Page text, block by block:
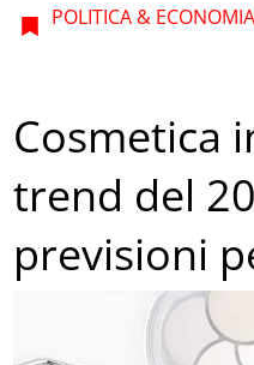
POLITICA & ECONOMIA
Cosmetica
trend del
previsioni